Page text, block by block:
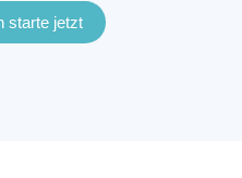
starte jetzt